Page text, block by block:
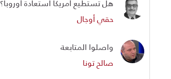
حقي أوجال
واصلوا المتابعة
صالح تونا